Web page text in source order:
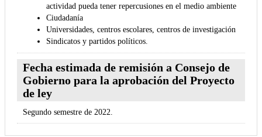
actividad pueda tener repercusiones en el medio ambiente
Ciudadanía
Universidades, centros escolares, centros de investigación
Sindicatos y partidos políticos.
Fecha estimada de remisión a Consejo de
Gobierno para la aprobación del Proyecto
de ley
Segundo semestre de 2022.